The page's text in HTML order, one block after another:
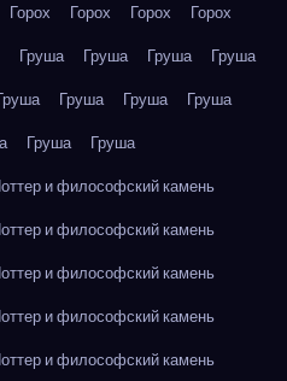
Горох Горох Горох
Горох
Груша Груша Груша
Груша
Груша Груша
Груша
Груша
Груша
и философский камень
и философский камень
и философский камень
и философский камень
и философский камень